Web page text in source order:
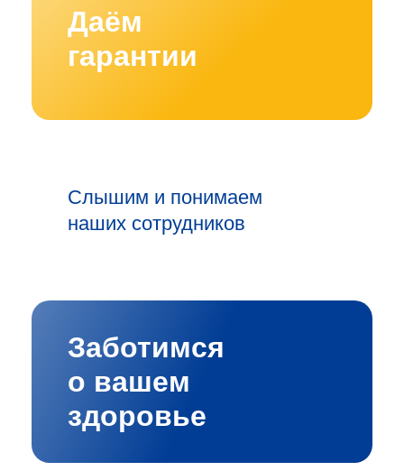
Даём
гарантии
Слышим и понимаем
наших сотрудников
Заботимся
о вашем
здоровье